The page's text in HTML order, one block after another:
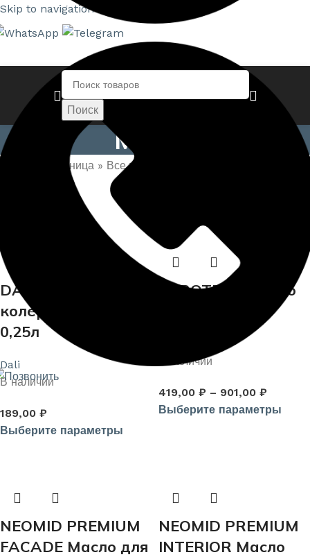
Skip to navigation
Поиск
Масла
Главная страница » Все товары
DALI Краска
колеровочная
0,25л
Dali
В наличии
189,00 ₽
Выберите параметры
EUROTEX® Масло
В наличии
419,00 ₽ – 901,00 ₽
Выберите параметры
NEOMID PREMIUM
FACADE Масло для
NEOMID PREMIUM
INTERIOR Масло